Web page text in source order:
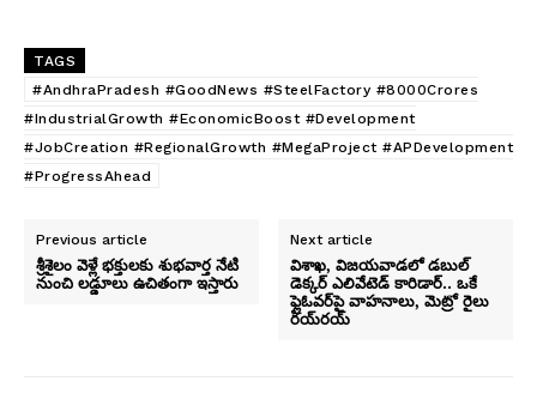
TAGS
#AndhraPradesh #GoodNews #SteelFactory #8000Crores
#IndustrialGrowth #EconomicBoost #Development
#JobCreation #RegionalGrowth #MegaProject #APDevelopment
#ProgressAhead
Previous article
శ్రీశైలం వెళ్లే భక్తులకు శుభవార్త నేటి
నుంచి లడ్డూలు ఉచితంగా ఇస్తారు
Next article
విశాఖ, విజయవాడలో డబుల్
డెక్కర్ ఎలివేటెడ్ కారిడార్.. ఒకే
ఫ్లైఓవర్‌పై వాహనాలు, మెట్రో రైలు
రయ్‌రయ్